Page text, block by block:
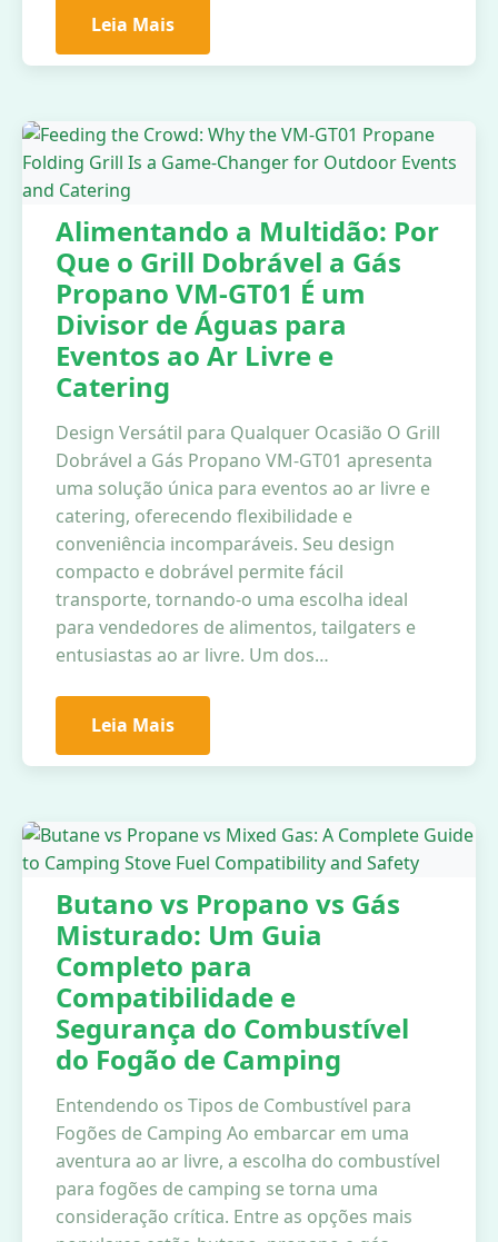
Leia Mais
Alimentando a Multidão: Por
Que o Grill Dobrável a Gás
Propano VM-GT01 É um
Divisor de Águas para
Eventos ao Ar Livre e
Catering
Design Versátil para Qualquer Ocasião O Grill
Dobrável a Gás Propano VM-GT01 apresenta
uma solução única para eventos ao ar livre e
catering, oferecendo flexibilidade e
conveniência incomparáveis. Seu design
compacto e dobrável permite fácil
transporte, tornando-o uma escolha ideal
para vendedores de alimentos, tailgaters e
entusiastas ao ar livre. Um dos…
Leia Mais
Butano vs Propano vs Gás
Misturado: Um Guia
Completo para
Compatibilidade e
Segurança do Combustível
do Fogão de Camping
Entendendo os Tipos de Combustível para
Fogões de Camping Ao embarcar em uma
aventura ao ar livre, a escolha do combustível
para fogões de camping se torna uma
consideração crítica. Entre as opções mais